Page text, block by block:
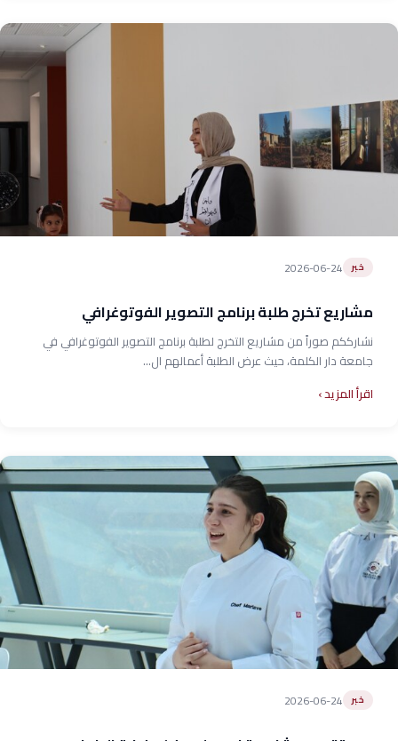
خبر 2026-06-24
مشاريع تخرج طلبة برنامج التصوير الفوتوغرافي
نشارككم صوراً من مشاريع التخرج لطلبة برنامج التصوير الفوتوغرافي في
جامعة دار الكلمة، حيث عرض الطلبة أعمالهم ال...
اقرأ المزيد
خبر 2026-06-24